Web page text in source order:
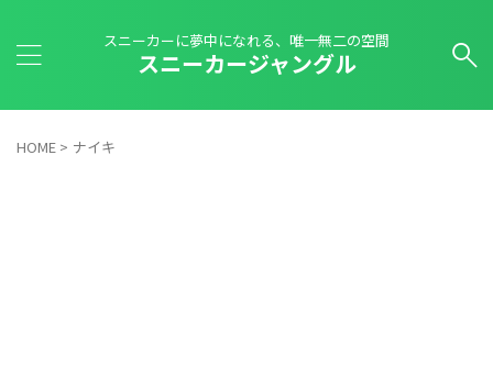
スニーカーに夢中になれる、唯一無二の空間
スニーカージャングル
HOME > ナイキ